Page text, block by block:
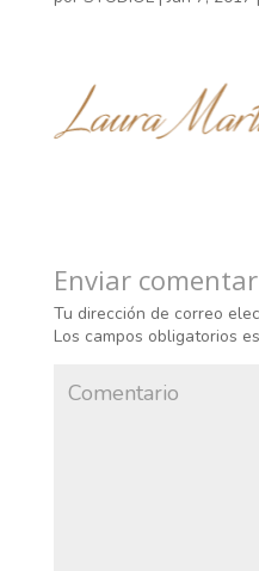
Enviar
Tu dirección de correo
Los campos obligatorios